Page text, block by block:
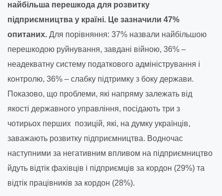
найбільша перешкода для розвитку
підприємництва у країні. Це зазначили 47%
опитаних. Для порівняння: 37% назвали найбільшою
перешкодою руйнування, завдані війною, 36% –
неадекватну систему податкового адміністрування і
контролю, 36% – слабку підтримку з боку держави.
Показово, що проблеми, які напряму залежать від
якості державного управління, посідають три з
чотирьох перших позицій, які, на думку українців,
заважають розвитку підприємництва. Водночас
наступними за негативним впливом на підприємництво
йдуть відтік фахівців і підприємців за кордон (29%) та
відтік працівників за кордон (28%).